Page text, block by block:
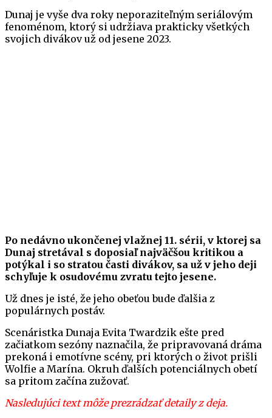
Dunaj je vyše dva roky neporaziteľným seriálovým
fenoménom, ktorý si udržiava prakticky všetkých
svojich divákov už od jesene 2023.
Po nedávno ukončenej vlažnej 11. sérii, v ktorej sa
Dunaj stretával s doposiaľ najväčšou kritikou a
potýkal i so stratou časti divákov, sa už v jeho deji
schyľuje k osudovému zvratu tejto jesene.
Už dnes je isté, že jeho obeťou bude ďalšia z
populárnych postáv.
Scenáristka Dunaja Evita Twardzik ešte pred
začiatkom sezóny naznačila, že pripravovaná dráma
prekoná i emotívne scény, pri ktorých o život prišli
Wolfie a Marína. Okruh ďalších potenciálnych obetí
sa pritom začína zužovať.
Nasledujúci text môže prezrádzať detaily z deja.